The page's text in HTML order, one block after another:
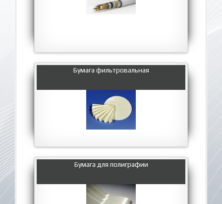
Бумага фильтровальная
Бумага для полиграфии